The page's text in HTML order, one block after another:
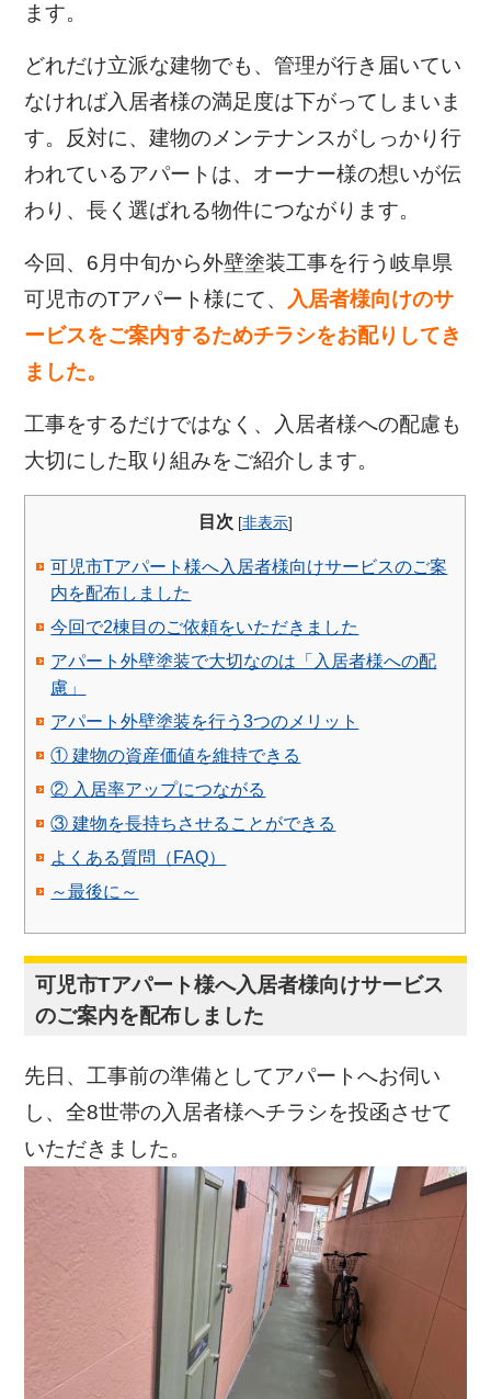
ます。
どれだけ立派な建物でも、管理が行き届いてい
なければ入居者様の満足度は下がってしまいま
す。反対に、建物のメンテナンスがしっかり行
われているアパートは、オーナー様の想いが伝
わり、長く選ばれる物件につながります。
今回、6月中旬から外壁塗装工事を行う岐阜県
可児市のTアパート様にて、
入居者様向けのサ
ービスをご案内するためチラシをお配りしてき
ました。
工事をするだけではなく、入居者様への配慮も
大切にした取り組みをご紹介します。
目次 [非表示]
可児市Tアパート様へ入居者様向けサービスのご案
内を配布しました
今回で2棟目のご依頼をいただきました
アパート外壁塗装で大切なのは「入居者様への配
慮」
アパート外壁塗装を行う3つのメリット
① 建物の資産価値を維持できる
② 入居率アップにつながる
③ 建物を長持ちさせることができる
よくある質問（FAQ）
～最後に～
可児市Tアパート様へ入居者様向けサービス
のご案内を配布しました
先日、工事前の準備としてアパートへお伺い
し、全8世帯の入居者様へチラシを投函させて
いただきました。